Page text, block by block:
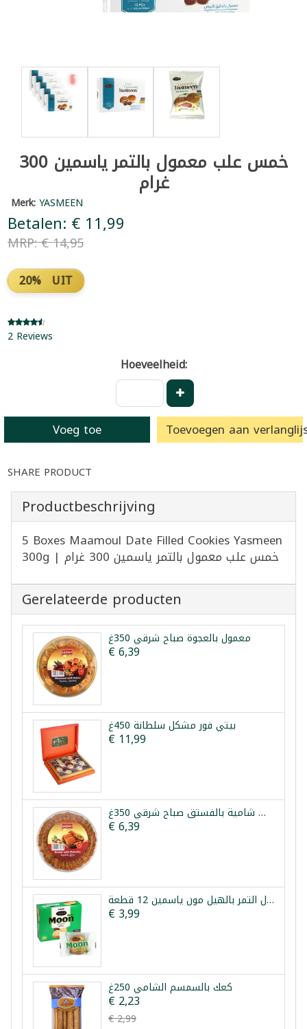
خمس علب معمول بالتمر ياسمين 300
غرام
Merk:YASMEEN
Betalen: € 11,99
MRP: € 14,95
20% UIT
2 Reviews
Hoeveelheid:
Voeg toe Toevoegen aan
SHARE PRODUCT
Productbeschrijving
5 Boxes Maamoul Date Filled Cookies Yasmeen
300g | خمس علب معمول بالتمر ياسمين 300 غرام
Gerelateerde producten
معمول بالعجوة صباح شرقي 350غ
€ 6,39
بيتي فور مشكل سلطانة 450غ
€ 11,99
برازق شامية بالفستق صباح شرقي 350غ
€ 6,39
معمول التمر بالهيل مون ياسمين 12 قطعة *
€ 3,99
كعك بالسمسم الشامي 250غ
€ 2,23
€ 2,99